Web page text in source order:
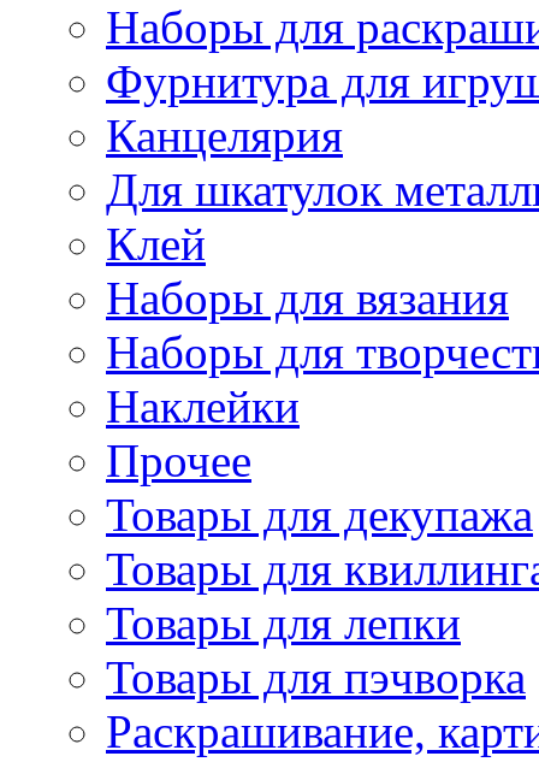
Наборы для
Фурнитура для
Канцелярия
Для шкатулок
Клей
Наборы для вязания
Наборы для
Наклейки
Прочее
Товары для декупажа
Товары для
Товары для лепки
Товары для пэчворка
Раскрашивание,